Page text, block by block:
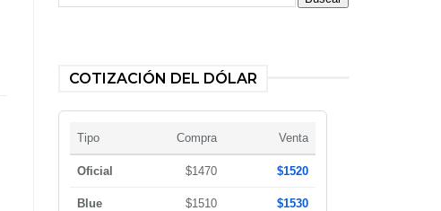
COTIZACIÓN DEL DÓLAR
Tipo Compra Venta
Oficial $1470 $1520
Blue $1510 $1530